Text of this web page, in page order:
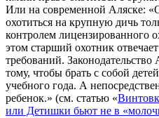
Или на современной Аляске:
охотиться на крупную дичь
контролем лицензированного
этом старший охотник
требований.
тому, чтобы брать с собой
учебного года. А
ребенок.» (см. статью «
или Детишки бьют не в